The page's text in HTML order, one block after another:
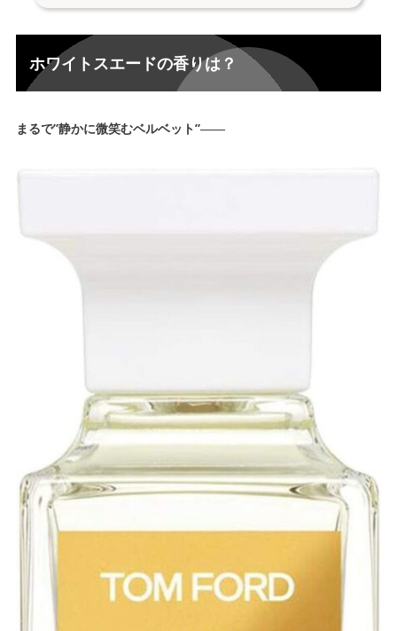
1.
1-1.トップノート “柔らかいスエードに白い光が落ちる”
1-2.ミドルノート “清楚な白い花々の透明感”
ホワイトスエードの口コミは？
4.3.4 ホワイトスエードの付け方とおすすめのシー
ンは？
まとめ: トムフォード至高のムスクで”静かに沼ら
せる”
ホワイトスエードの香りは？
まるで”静かに微笑むベルベット”――